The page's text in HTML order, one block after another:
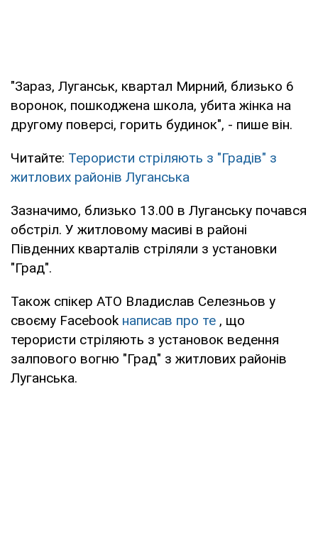
"Зараз, Луганськ, квартал Мирний, близько 6
воронок, пошкоджена школа, убита жінка на
другому поверсі, горить будинок", - пише він.
Читайте: Терористи стріляють з "Градів" з
житлових районів Луганська
Зазначимо, близько 13.00 в Луганську почався
обстріл. У житловому масиві в районі
Південних кварталів стріляли з установки
"Град".
Також спікер АТО Владислав Селезньов у
своєму Facebook написав про те , що
терористи стріляють з установок ведення
залпового вогню "Град" з житлових районів
Луганська.